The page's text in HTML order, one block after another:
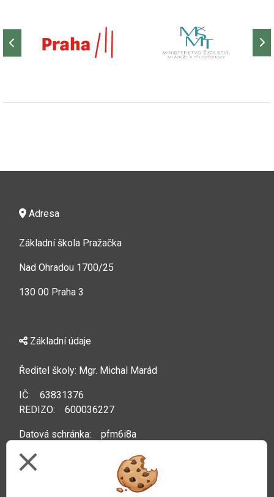
Adresa
Základní škola Pražačka
Nad Ohradou 1700/25
130 00 Praha 3
Základní údaje
Ředitel školy: Mgr. Michal Marád
IČ: 63831376
REDIZO: 600036227
Datová schránka: pfm6i8a
close